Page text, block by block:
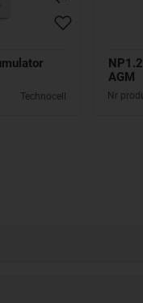
Technocell
AGM
Nr